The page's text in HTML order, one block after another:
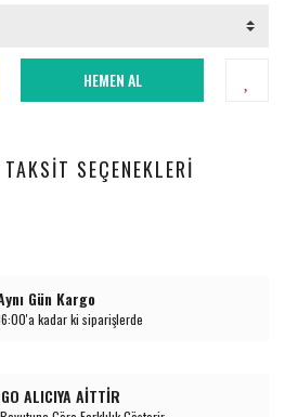
HEMEN AL
TAKSIT SEÇENEKLERI
Gün Kargo
kadar ki siparişlerde
ALICIYA AİTTİR